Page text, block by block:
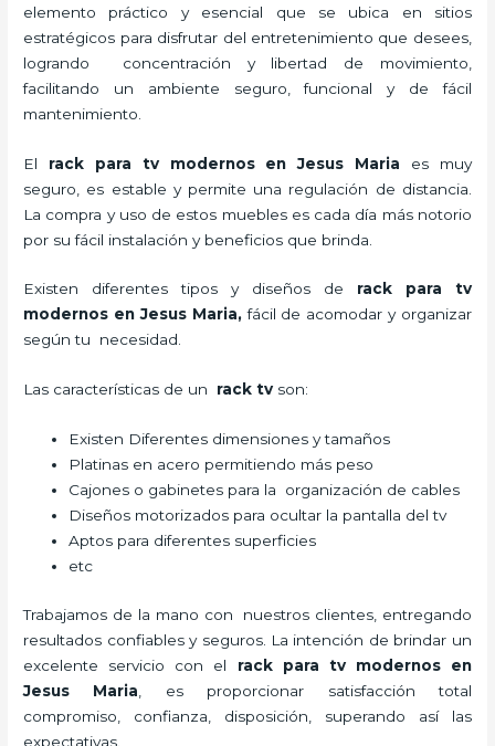
elemento práctico y esencial
que se ubica en sitios
estratégicos para disfrutar del entretenimiento que desees,
logrando concentración y libertad de movimiento,
facilitando un ambiente seguro, funcional y de fácil
mantenimiento.
El rack para tv modernos en Jesus Maria es muy
seguro, es estable y permite una regulación de distancia.
La compra y uso de estos muebles es cada día más notorio
por su fácil instalación y beneficios que brinda.
Existen diferentes tipos y diseños de rack para tv
modernos en Jesus Maria,fácil de acomodar y organizar
según tu necesidad.
Las características de un rack tv son:
Existen Diferentes dimensiones y tamaños
Platinas en acero permitiendo más peso
Cajones o gabinetes para la organización de cables
Diseños motorizados para ocultar la pantalla del tv
Aptos para diferentes superficies
etc
Trabajamos de la mano con nuestros clientes, entregando
resultados confiables y seguros. La intención de brindar un
excelente servicio con el rack para tv modernos en
Jesus Maria , es proporcionar satisfacción total
compromiso, confianza, disposición, superando así las
expectativas.